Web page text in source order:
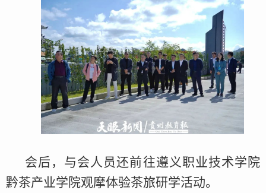
会后，与会人员还前往遵义职业技术学院
黔茶产业学院观摩体验茶旅研学活动。